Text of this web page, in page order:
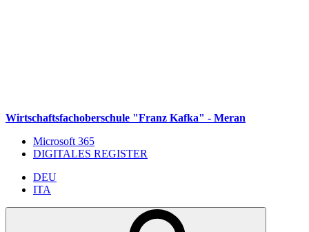
Weiter zum Inhalt
Zum Navigationsmenü gehen
Zur Fußzeile springen
Wirtschaftsfachoberschule "Franz Kafka" - Meran
Microsoft 365
DIGITALES REGISTER
DEU
ITA